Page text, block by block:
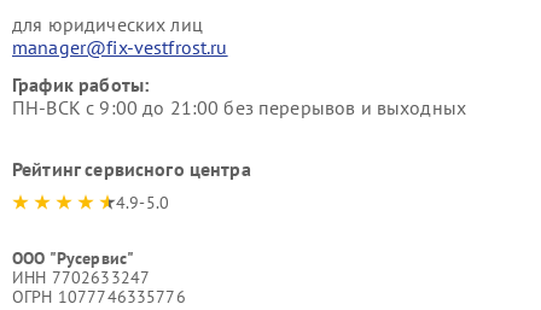
для юридических лиц
manager@fix-vestfrost.ru
График работы:
ПН-ВСК с 9:00 до 21:00 без перерывов и выходных
Рейтинг сервисного центра
4.9-5.0
ООО "Русервис"
ИНН 7702633247
ОГРН 1077746335776